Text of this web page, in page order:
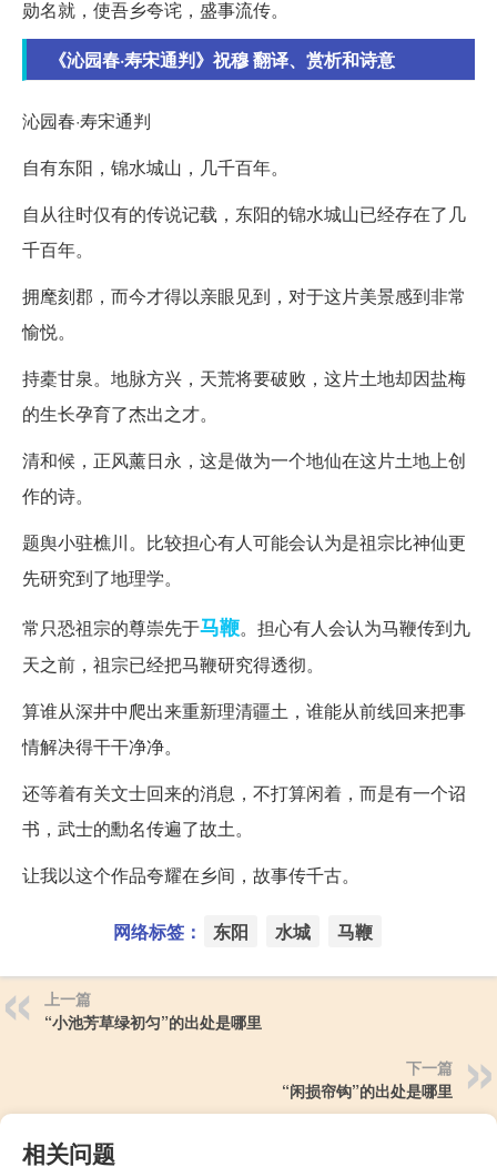
勋名就，使吾乡夸诧，盛事流传。
《沁园春·寿宋通判》祝穆 翻译、赏析和诗意
沁园春·寿宋通判
自有东阳，锦水城山，几千百年。
自从往时仅有的传说记载，东阳的锦水城山已经存在了几
千百年。
拥麾刻郡，而今才得以亲眼见到，对于这片美景感到非常
愉悦。
持橐甘泉。地脉方兴，天荒将要破败，这片土地却因盐梅
的生长孕育了杰出之才。
清和候，正风薰日永，这是做为一个地仙在这片土地上创
作的诗。
题舆小驻樵川。比较担心有人可能会认为是祖宗比神仙更
先研究到了地理学。
常只恐祖宗的尊崇先于马鞭。担心有人会认为马鞭传到九
天之前，祖宗已经把马鞭研究得透彻。
算谁从深井中爬出来重新理清疆土，谁能从前线回来把事
情解决得干干净净。
还等着有关文士回来的消息，不打算闲着，而是有一个诏
书，武士的勳名传遍了故土。
让我以这个作品夸耀在乡间，故事传千古。
网络标签： 东阳 水城 马鞭
上一篇
“小池芳草绿初匀”的出处是哪里
下一篇
“闲损帘钩”的出处是哪里
相关问题